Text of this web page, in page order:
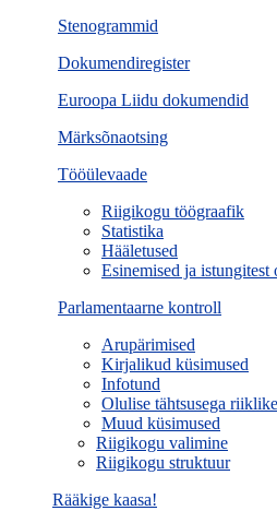
Stenogrammid
Dokumendiregister
Euroopa Liidu dokumendid
Märksõnaotsing
Tööülevaade
Riigikogu töögraafik
Statistika
Hääletused
Esinemised ja istungitest
Parlamentaarne kontroll
Arupärimised
Kirjalikud küsimused
Infotund
Olulise tähtsusega
Muud küsimused
Riigikogu valimine
Riigikogu struktuur
Rääkige kaasa!